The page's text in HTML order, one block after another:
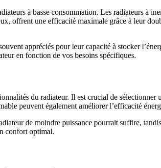
à basse consommation. Les radiateurs à
offrent une efficacité maximale grâce à leur
appréciés pour leur capacité à stocker
en fonction de vos besoins spécifiques.
du radiateur. Il est crucial de sélectionner
peuvent également améliorer l’efficacité
de moindre puissance pourrait suffire,
confort optimal.